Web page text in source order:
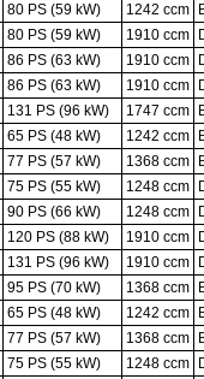
80 PS (59 kW) 1242 ccm
80 PS (59 kW) 1910 ccm
86 PS (63 kW) 1910 ccm
86 PS (63 kW) 1910 ccm
131 PS (96 kW) 1747 ccm
65 PS (48 kW) 1242 ccm
77 PS (57 kW) 1368 ccm
75 PS (55 kW) 1248 ccm
90 PS (66 kW) 1248 ccm
120 PS (88 kW) 1910 ccm
131 PS (96 kW) 1910 ccm
95 PS (70 kW) 1368 ccm
65 PS (48 kW) 1242 ccm
77 PS (57 kW) 1368 ccm
75 PS (55 kW) 1248 ccm